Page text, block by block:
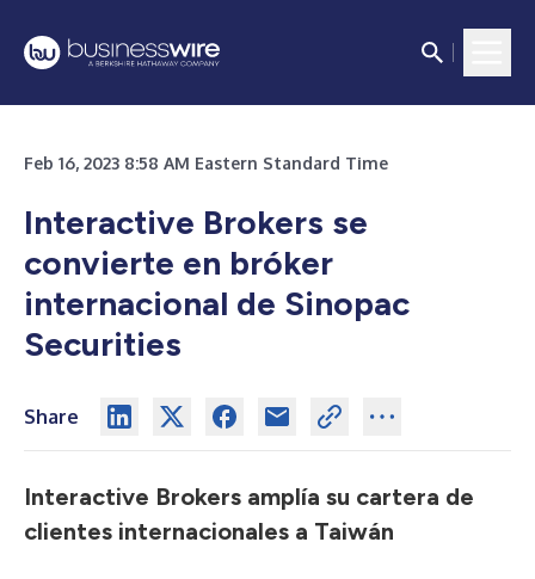
Feb 16, 2023 8:58 AM Eastern Standard Time
Interactive Brokers se
convierte en bróker
internacional de Sinopac
Securities
Share
Interactive Brokers amplía su cartera de
clientes internacionales a Taiwán